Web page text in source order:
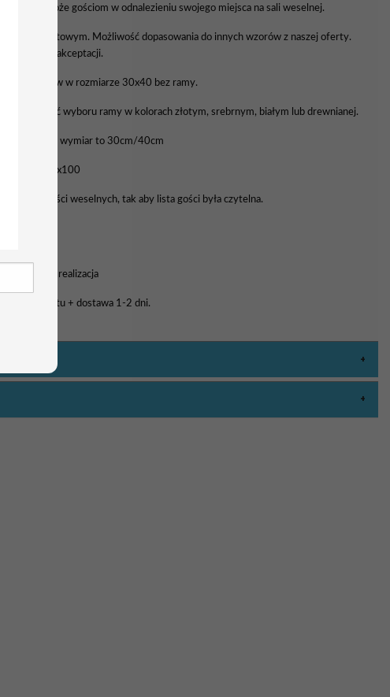
pomoże gościom w odnalezieniu swojego miejsca na sali weselnej.
kwiatowym. Możliwość dopasowania do innych wzorów z naszej oferty.
grafika do akceptacji.
plan stołów w rozmiarze 30x40 bez ramy.
możliwość wyboru ramy w kolorach złotym, srebrnym, białym lub drewnianej.
podstawowy wymiar to 30cm/40cm
50x70, 70x100
liczby gości weselnych, tak aby lista gości była czytelna.
i realizacja
projektu + dostawa 1-2 dni.